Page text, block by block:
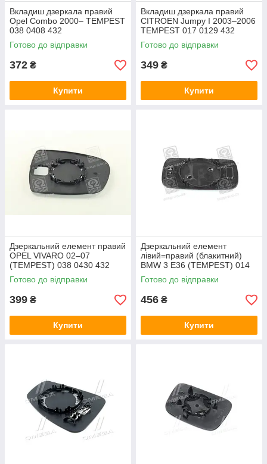
Вкладиш дзеркала правий
Opel Combo 2000– TEMPEST
038 0408 432
Готово до відправки
372 ₴
Купити
Вкладиш дзеркала правий
CITROEN Jumpy I 2003–2006
TEMPEST 017 0129 432
Готово до відправки
349 ₴
Купити
Дзеркальний елемент правий
OPEL VIVARO 02–07
(TEMPEST) 038 0430 432
Готово до відправки
399 ₴
Купити
Дзеркальний елемент
лівий=правий (блакитний)
BMW 3 E36 (TEMPEST) 014
0085 439
Готово до відправки
456 ₴
Купити